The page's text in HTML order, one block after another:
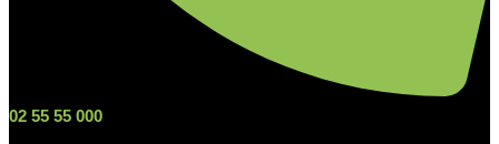
02 55 55 000